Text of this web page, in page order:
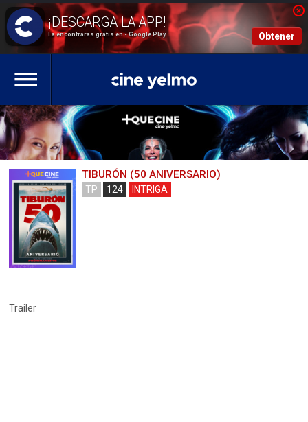
La encontrarás gratis en - Google Play Obtener
TIBURÓN (50 ANIVERSARIO)
TP 124 INTRIGA
Trailer